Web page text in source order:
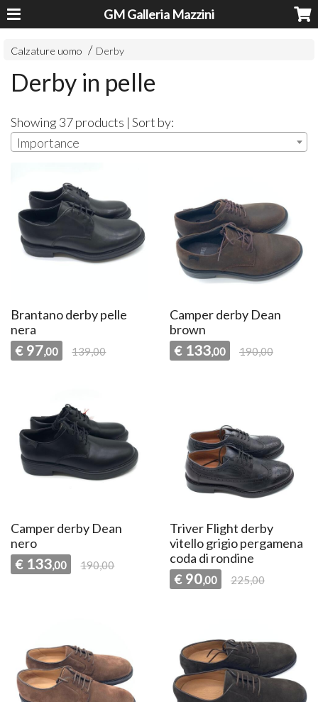
GM Galleria Mazzini
Calzature uomo Derby
Derby in pelle
Showing 37 products | Sort by:
Importance
Brantano derby pelle
nera
€ 97,00 139,00
Camper derby Dean
brown
€ 133,00 190,00
Camper derby Dean
nero
€ 133,00 190,00
Triver Flight derby
vitello grigio pergamena
coda di rondine
€ 90,00 225,00